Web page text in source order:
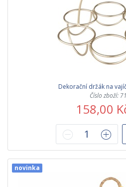
Dekorační držák na
Číslo zboží:
158,00
novinka